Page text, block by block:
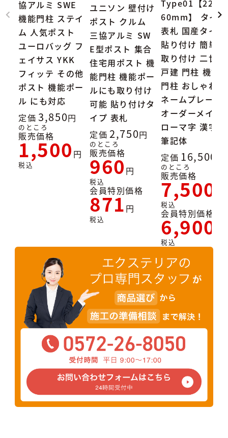
協アルミ SWE
機能門柱 ステイ
ム 人気ポスト
ユーロバッグ フ
ェイサス YKK
フィッテ その他
ポスト 機能ポー
ル にも対応
定価 3,850
のところ
販売価格
1,500
税込
ユニソン 壁付け
ポスト クルム
三協アルミ SW
E型ポスト 集合
住宅用ポスト 機
能門柱 機能ポー
ルにも取り付け
可能 貼り付けタ
イプ 表札
定価 2,750
のところ
販売価格
960
税込
会員特別価格
871
税込
Type01【227×
60mm】 タイル
表札 国産タイル
貼り付け 簡単
取り付け 二世帯
戸建 門柱 機能
門柱 おしゃれ
ネームプレート
オーダーメイド
ローマ字 漢字
筆記体
定価 16,500
のところ
販売価格
7,500
税込
会員特別価格
6,900
税込